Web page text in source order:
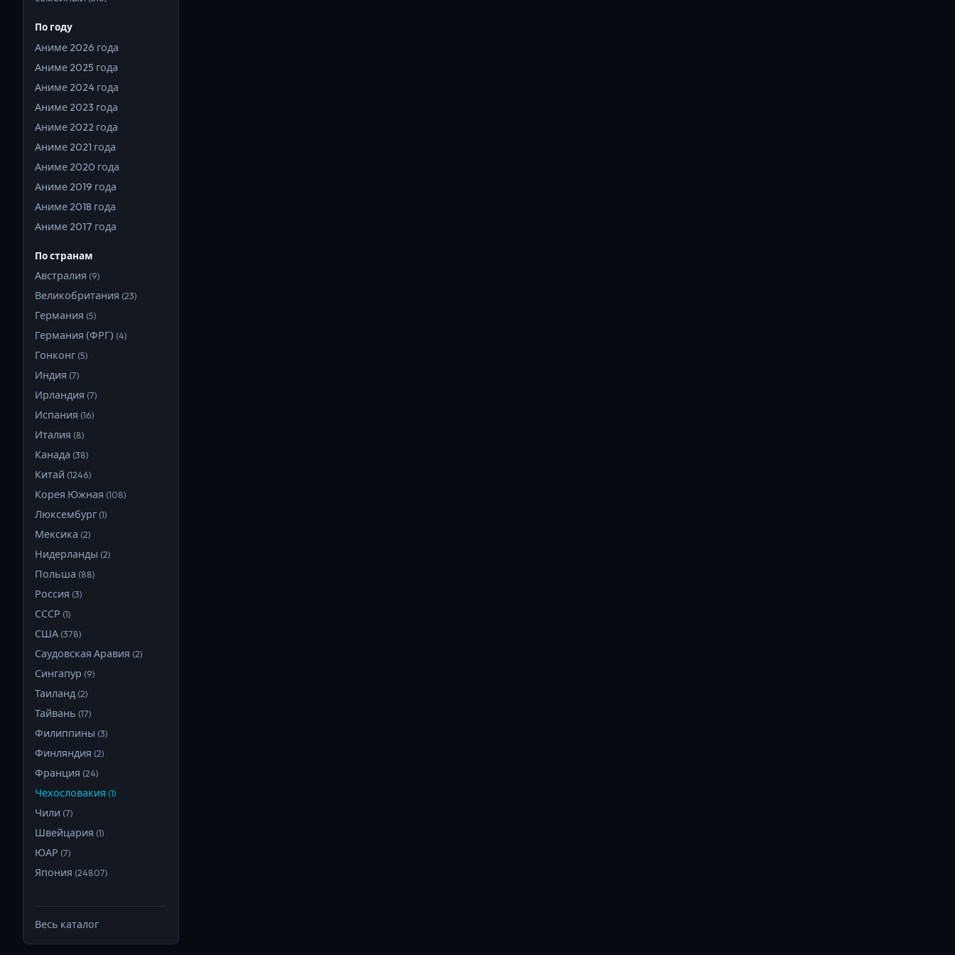
По году
Аниме 2026 года
Аниме 2025 года
Аниме 2024 года
Аниме 2023 года
Аниме 2022 года
Аниме 2021 года
Аниме 2020 года
Аниме 2019 года
Аниме 2018 года
Аниме 2017 года
По странам
Австралия (9)
Великобритания (23)
Германия (5)
Германия (ФРГ) (4)
Гонконг (5)
Индия (7)
Ирландия (7)
Испания (16)
Италия (8)
Канада (38)
Китай (1246)
Корея Южная (108)
Люксембург (1)
Мексика (2)
Нидерланды (2)
Польша (88)
Россия (3)
СССР (1)
США (378)
Саудовская Аравия (2)
Сингапур (9)
Таиланд (2)
Тайвань (17)
Филиппины (3)
Финляндия (2)
Франция (24)
Чехословакия (1)
Чили (7)
Швейцария (1)
ЮАР (7)
Япония (24807)
Весь каталог